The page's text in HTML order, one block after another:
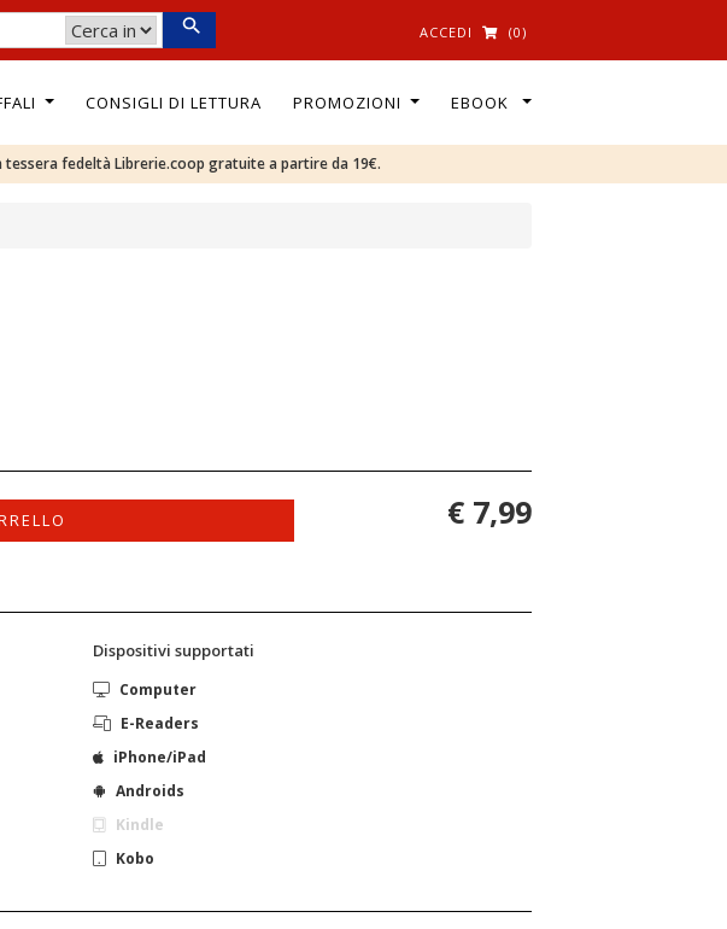
ACCEDI (0)
CONSIGLI DI LETTURA PROMOZIONI EBOOK
fedeltà Librerie.coop gratuite a partire da 19€.
€ 7,99
Dispositivi supportati
Computer
E-Readers
iPhone/iPad
Androids
Kindle
Kobo